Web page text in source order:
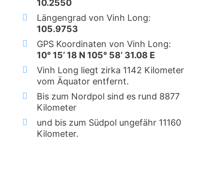
10.2550
Längengrad von Vinh Long:
105.9753
GPS Koordinaten von Vinh Long:
10° 15‘ 18 N 105° 58‘ 31.08 E
Vinh Long liegt zirka 1142 Kilometer
vom Äquator entfernt.
Bis zum Nordpol sind es rund 8877
Kilometer
und bis zum Südpol ungefähr 11160
Kilometer.